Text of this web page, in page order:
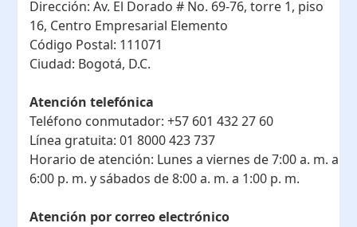
Dirección: Av. El Dorado # No. 69-76, torre 1, piso
16, Centro Empresarial Elemento
Código Postal: 111071
Ciudad: Bogotá, D.C.
Atención telefónica
Teléfono conmutador: +57 601 432 27 60
Línea gratuita: 01 8000 423 737
Horario de atención: Lunes a viernes de 7:00 a. m. a
6:00 p. m. y sábados de 8:00 a. m. a 1:00 p. m.
Atención por correo electrónico